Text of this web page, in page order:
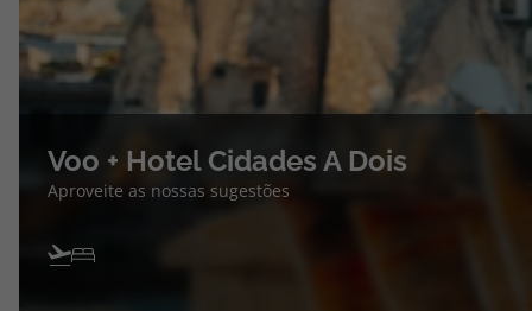
Voo + Hotel Cidades A Dois
Aproveite as nossas sugestões